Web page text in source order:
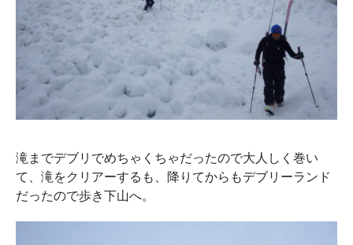
滝までデブリでめちゃくちゃだったので大人しく巻い
て、滝をクリアーするも、降りてからもデブリーランド
だったので歩き下山へ。